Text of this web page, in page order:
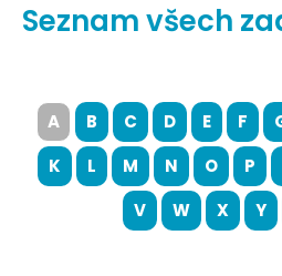
Seznam všech
A B C D E F
K
L M N O P
V
W X Y